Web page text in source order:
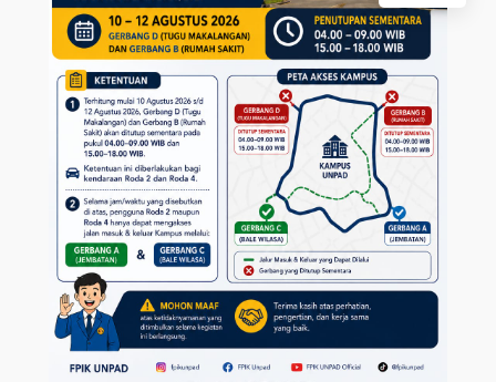
Akses Jalan Kampus Unpad
Direkayasa Selama
Pelaksanaan PKKMB 2026
Jatinangor, 4 Agustus 2026 — Universitas
Padjadjaran akan melakukan rekayasa akses
jalan masuk dan keluar lingkungan...
| BERITA , AGENDA
PENGUMUMAN , SDG 17 , SDG 3 , SDG 4 ,